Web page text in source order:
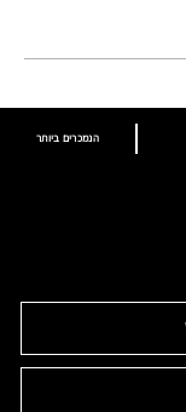
הנמכרים ביותר